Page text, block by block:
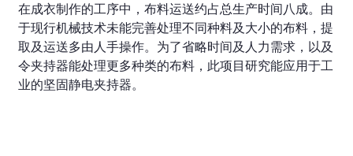
在成衣制作的工序中，布料运送约占总生产时间八成。由
于现行机械技术未能完善处理不同种料及大小的布料，提
取及运送多由人手操作。为了省略时间及人力需求，以及
令夹持器能处理更多种类的布料，此项目研究能应用于工
业的坚固静电夹持器。